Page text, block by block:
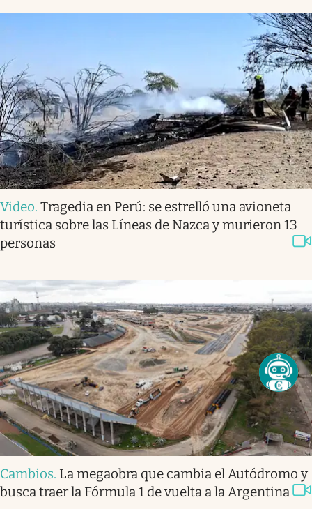
Video. Tragedia en Perú: se estrelló una avioneta
turística sobre las Líneas de Nazca y murieron 13
personas
Cambios. La megaobra que cambia el Autódromo y
busca traer la Fórmula 1 de vuelta a la Argentina